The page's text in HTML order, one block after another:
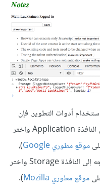
أدوات التطوير. فإن
كنت من مستخدمي Chrome، توجه إلى النافذة Application واختر
موقع مطوري Google
)،
بينما لو كنت من مستخدمي Firefox توجه إلى النافذة Storage واختر
موقع مطوري Mozilla
).